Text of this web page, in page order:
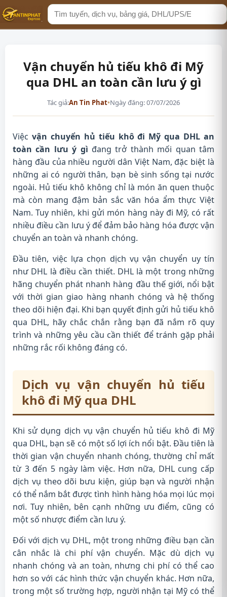
Tìm
kiếm
Vận chuyển hủ tiếu khô đi Mỹ
qua DHL an toàn cần lưu ý gì
Tác giả:An Tin Phat•Ngày đăng: 07/07/2026
Việc vận chuyển hủ tiếu khô đi Mỹ qua DHL an
toàn cần lưu ý gì đang trở thành mối quan tâm
hàng đầu của nhiều người dân Việt Nam, đặc biệt là
những ai có người thân, bạn bè sinh sống tại nước
ngoài. Hủ tiếu khô không chỉ là món ăn quen thuộc
mà còn mang đậm bản sắc văn hóa ẩm thực Việt
Nam. Tuy nhiên, khi gửi món hàng này đi Mỹ, có rất
nhiều điều cần lưu ý để đảm bảo hàng hóa được vận
chuyển an toàn và nhanh chóng.
Đầu tiên, việc lựa chọn dịch vụ vận chuyển uy tín
như DHL là điều cần thiết. DHL là một trong những
hãng chuyển phát nhanh hàng đầu thế giới, nổi bật
với thời gian giao hàng nhanh chóng và hệ thống
theo dõi hiện đại. Khi bạn quyết định gửi hủ tiếu khô
qua DHL, hãy chắc chắn rằng bạn đã nắm rõ quy
trình và những yêu cầu cần thiết để tránh gặp phải
những rắc rối không đáng có.
Dịch vụ vận chuyển hủ tiếu
khô đi Mỹ qua DHL
Khi sử dụng dịch vụ vận chuyển hủ tiếu khô đi Mỹ
qua DHL, bạn sẽ có một số lợi ích nổi bật. Đầu tiên là
thời gian vận chuyển nhanh chóng, thường chỉ mất
từ 3 đến 5 ngày làm việc. Hơn nữa, DHL cung cấp
dịch vụ theo dõi bưu kiện, giúp bạn và người nhận
có thể nắm bắt được tình hình hàng hóa mọi lúc mọi
nơi. Tuy nhiên, bên cạnh những ưu điểm, cũng có
một số nhược điểm cần lưu ý.
Đối với dịch vụ DHL, một trong những điều bạn cần
cân nhắc là chi phí vận chuyển. Mặc dù dịch vụ
nhanh chóng và an toàn, nhưng chi phí có thể cao
hơn so với các hình thức vận chuyển khác. Hơn nữa,
trong một số trường hợp, người nhận tại Mỹ có thể